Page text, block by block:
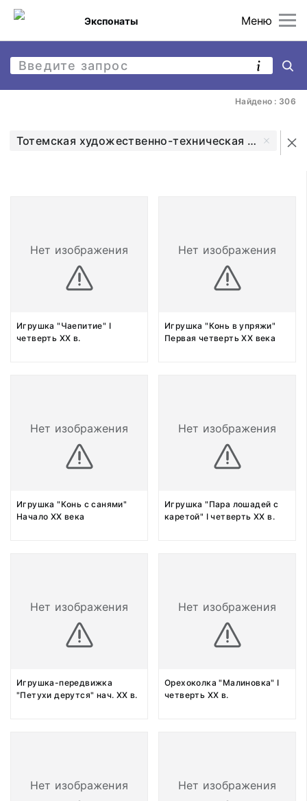
Меню
Экспонаты
Найдено : 306
Тотемская художественно-техническая школа
Нет изображения
Игрушка "Чаепитие" I
четверть XX в.
Нет изображения
Игрушка "Конь в упряжи"
Первая четверть XX века
Нет изображения
Игрушка "Конь с санями"
Начало XX века
Нет изображения
Игрушка "Пара лошадей с
каретой" I четверть XX в.
Нет изображения
Игрушка-передвижка
"Петухи дерутся" нач. XX в.
Нет изображения
Орехоколка "Малиновка" I
четверть XX в.
Нет изображения Нет изображения